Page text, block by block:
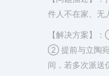
件人不在家、无
【解决方案】
② 提前与立陶宛
间，若多次派送